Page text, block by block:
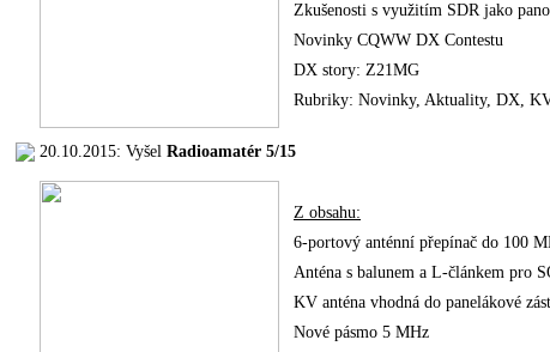
Zkušenosti s využitím SDR jako
Novinky CQWW DX Contestu
DX story: Z21MG
Rubriky: Novinky, Aktuality, DX,
20.10.2015: Vyšel Radioamatér 5/15
Z obsahu:
6-portový anténní přepínač do 100
Anténa s balunem a L-článkem pro
KV anténa vhodná do panelákové
Nové pásmo 5 MHz